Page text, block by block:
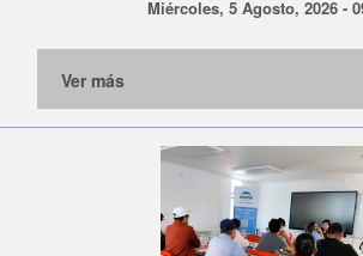
Miércoles, 5 Agosto, 2026 -
Ver más